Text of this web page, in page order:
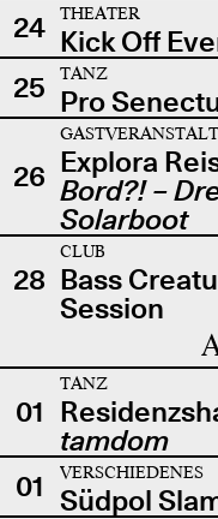
24
THEATER
Kick Off
25
TANZ
Pro
26 Explora
Bord?! –
Solarboot
28
CLUB
Bass
Session
01
TANZ
tamdom
01
VERSCHIEDENES
Südpol